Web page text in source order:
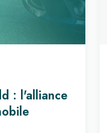
: l'alliance